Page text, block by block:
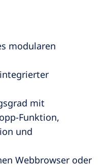
modularen
mit
Funktion,
und
Webbrowser oder